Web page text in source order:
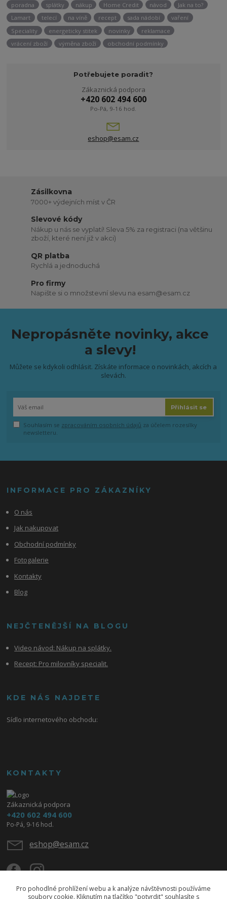
poradna splátky nákup Home Credit návod
Jak na to?
Lamart
telecí na víně recept sada nádobí
vaření
Speciality
energeticky stitek novinky
reklamace
vrácení zboží
výměna zboží obchodní podmínky
Potřebujete poradit?
Zákaznická podpora
+420 602 494 600
Po-Pá, 9-16 hod.
eshop@esam.cz
Zásilkovna
7000+ výdejních míst v ČR
Slevové kódy
Nákup u nás se vyplatí! Sleva 5% za registraci (na většinu
zboží, které není již v akci)
QR platba
Rychlá a jednoduchá
Pro firmy
Napište si o množstevní slevu na esam@esam.cz
Nepropásněte novinky, akce
a slevy!
Můžete se kdykoli odhlásit. Získáte informace o novinkách, akcích a
slevách.
Přihlásit se
Souhlasím se zpracováním osobních údajů za účelem rozesílky
newsletteru.
INFORMACE PRO ZÁKAZNÍKY
O nás
Jak nakupovat
Obchodní podmínky
Fotogalerie
Kontakty
Blog
NEJČTENĚJŠÍ NA BLOGU
Video návod: Nákup na splátky.
Recept: Pro milovníky specialit.
KDE NÁS NAJDETE
Sídlo internetového obchodu:
KONTAKTY
Zákaznická podpora
+420 602 494 600
Po-Pá, 9-16 hod.
eshop@esam.cz
Pro pohodlné prohlížení webu a k analýze návštěvnosti používáme
soubory cookie. Kliknutím na tlačítko "potvrdit" souhlasíte s